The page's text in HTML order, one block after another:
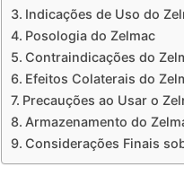
Indicações de Uso do
Posologia do Zelmac
Contraindicações do
Efeitos Colaterais do
Precauções ao Usar o
Armazenamento do
Considerações Finais